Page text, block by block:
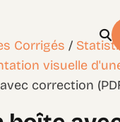
Corrigés /
visuelle
correction